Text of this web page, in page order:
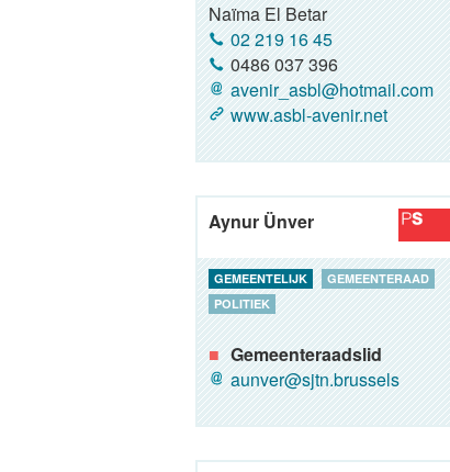
Naïma El Betar
02 219 16 45
0486 037 396
avenir_asbl@hotmail.com
www.asbl-avenir.net
Aynur Ünver
GEMEENTELIJK
GEMEENTERAAD
POLITIEK
Gemeenteraadslid
aunver@sjtn.brussels